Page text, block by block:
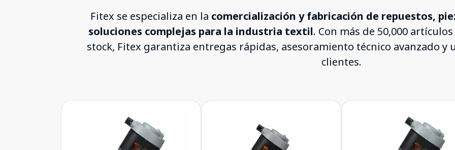
Fitex se especializa en la comercialización y fabricación de repuestos,
soluciones complejas para la industria textil. Con más de 50,000
stock, Fitex garantiza entregas rápidas, asesoramiento técnico avanzado y
clientes.